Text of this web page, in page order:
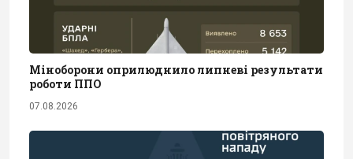
Міноборони оприлюднило липневі результати
роботи ППО
07.08.2026